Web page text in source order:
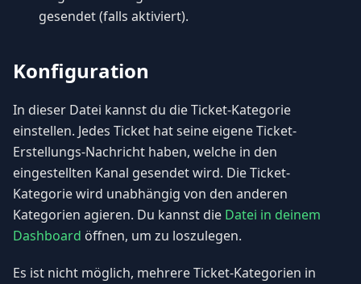
gesendet (falls aktiviert).
Konfiguration
In dieser Datei kannst du die Ticket-Kategorie
einstellen. Jedes Ticket hat seine eigene Ticket-
Erstellungs-Nachricht haben, welche in den
eingestellten Kanal gesendet wird. Die Ticket-
Kategorie wird unabhängig von den anderen
Kategorien agieren. Du kannst die Datei in deinem
Dashboard öffnen, um zu loszulegen.
Es ist nicht möglich, mehrere Ticket-Kategorien in